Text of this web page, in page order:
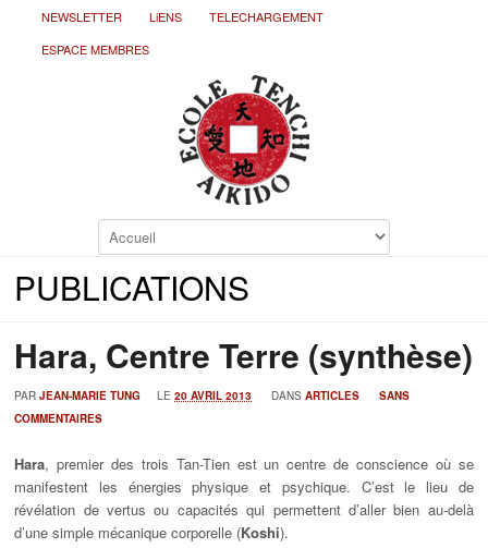
NEWSLETTER LiENS
TELECHARGEMENT
ESPACE MEMBRES
PUBLICATIONS
Hara, Centre Terre (synthèse)
PARJEAN-MARIE TUNG LE20 AVRIL 2013 DANSARTICLES
SANS
COMMENTAIRES
Hara, premier des trois Tan-Tien est un centre de conscience où se
manifestent les énergies physique et psychique. C’est le lieu de
révélation de vertus ou capacités qui permettent d’aller bien au-delà
d’une simple mécanique corporelle (Koshi).